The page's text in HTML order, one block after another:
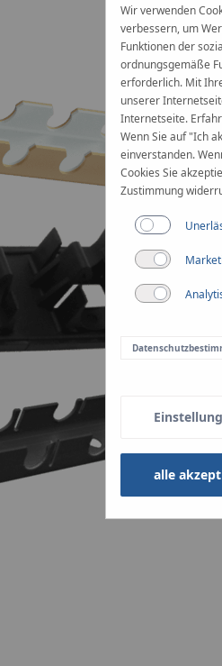
Wir verwenden
verbessern, um
Funktionen der
ordnungsgemäße
erforderlich. Mit
unserer
Internetseite.
Wenn Sie auf "Ich
einverstanden.
Cookies Sie
Zustimmung
alle